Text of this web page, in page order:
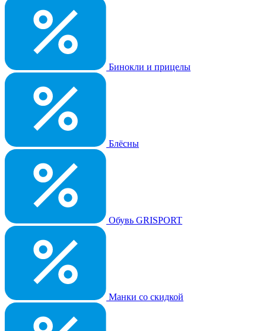
Бинокли и прицелы
Блёсны
Обувь GRISPORT
Манки со скидкой